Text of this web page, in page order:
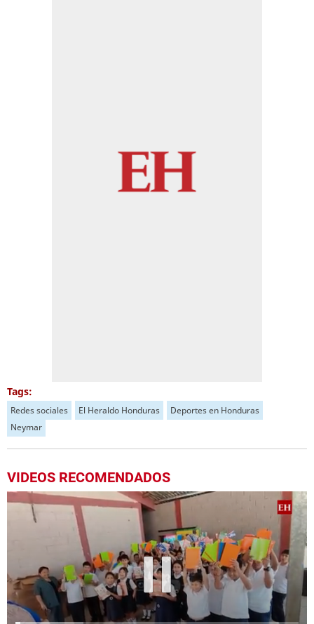
Tags:
Redes sociales El Heraldo Honduras
Deportes en Honduras
Neymar
VIDEOS RECOMENDADOS